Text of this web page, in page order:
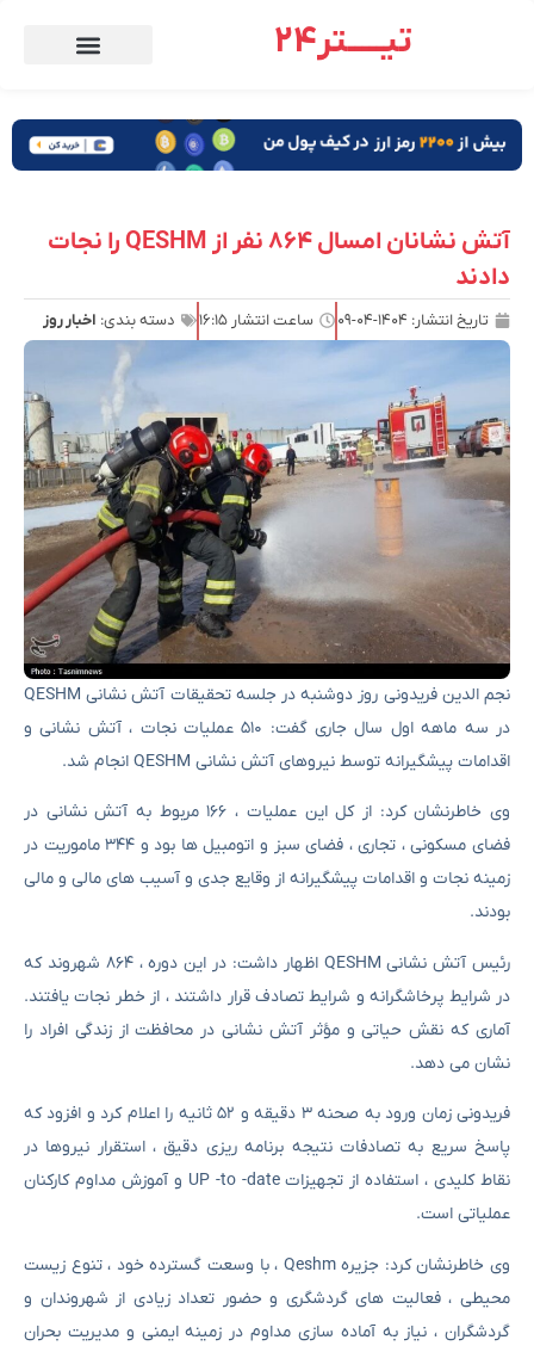
تیـــــتر24
آتش نشانان امسال ۸۶۴ نفر از QESHM را نجات
دادند
تاریخ انتشار: ۱۴۰۴-۰۴-۰۹ ساعت انتشار ۱۶:۱۵ دسته بندی: اخبار روز
نجم الدین فریدونی روز دوشنبه در جلسه تحقیقات آتش نشانی QESHM
در سه ماهه اول سال جاری گفت: ۵۱۰ عملیات نجات ، آتش نشانی و
اقدامات پیشگیرانه توسط نیروهای آتش نشانی QESHM انجام شد.
وی خاطرنشان کرد: از کل این عملیات ، ۱۶۶ مربوط به آتش نشانی در
فضای مسکونی ، تجاری ، فضای سبز و اتومبیل ها بود و ۳۴۴ ماموریت در
زمینه نجات و اقدامات پیشگیرانه از وقایع جدی و آسیب های مالی و مالی
بودند.
رئیس آتش نشانی QESHM اظهار داشت: در این دوره ، ۸۶۴ شهروند که
در شرایط پرخاشگرانه و شرایط تصادف قرار داشتند ، از خطر نجات یافتند.
آماری که نقش حیاتی و مؤثر آتش نشانی در محافظت از زندگی افراد را
نشان می دهد.
فریدونی زمان ورود به صحنه ۳ دقیقه و ۵۲ ثانیه را اعلام کرد و افزود که
پاسخ سریع به تصادفات نتیجه برنامه ریزی دقیق ، استقرار نیروها در
نقاط کلیدی ، استفاده از تجهیزات UP -to -date و آموزش مداوم کارکنان
عملیاتی است.
وی خاطرنشان کرد: جزیره Qeshm ، با وسعت گسترده خود ، تنوع زیست
محیطی ، فعالیت های گردشگری و حضور تعداد زیادی از شهروندان و
گردشگران ، نیاز به آماده سازی مداوم در زمینه ایمنی و مدیریت بحران